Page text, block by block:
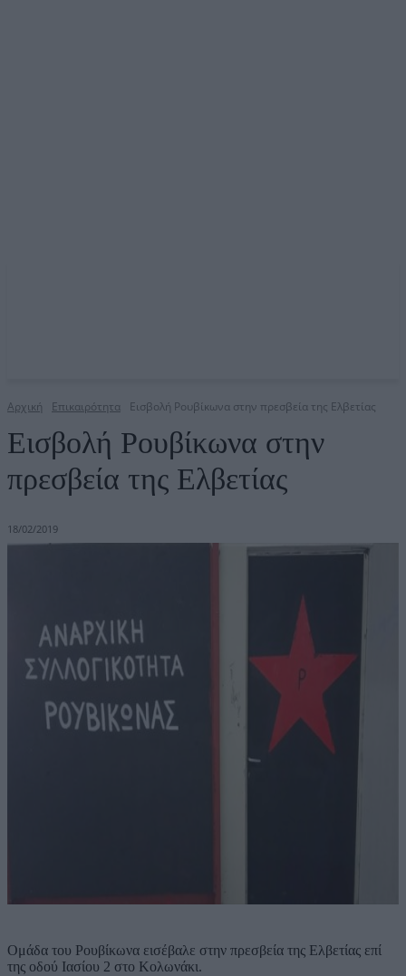
Αρχική Επικαιρότητα Εισβολή Ρουβίκωνα στην πρεσβεία της Ελβετίας
Εισβολή Ρουβίκωνα στην
πρεσβεία της Ελβετίας
18/02/2019
Ομάδα του Ρουβίκωνα εισέβαλε στην πρεσβεία της Ελβετίας επί
της οδού Ιασίου 2 στο Κολωνάκι.